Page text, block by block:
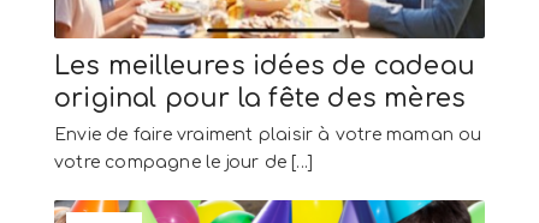
Les meilleures idées de cadeau
original pour la fête des mères
Envie de faire vraiment plaisir à votre maman ou
votre compagne le jour de [...]